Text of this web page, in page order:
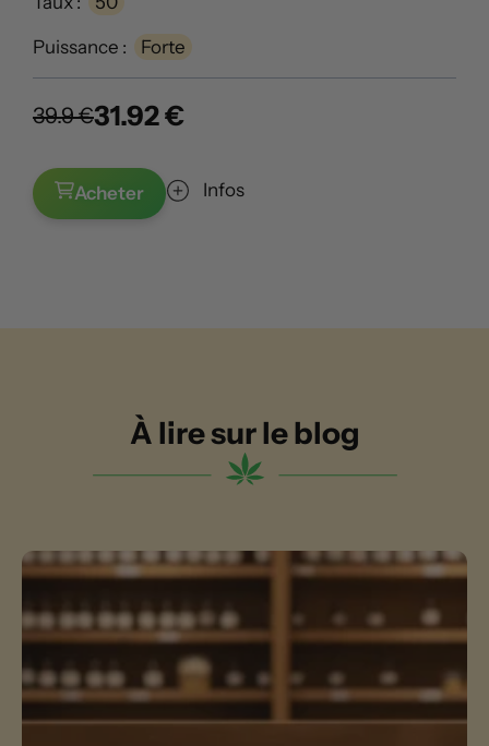
Puissance : Forte
39.9 €31.92 €
Acheter Infos
À lire sur le blog